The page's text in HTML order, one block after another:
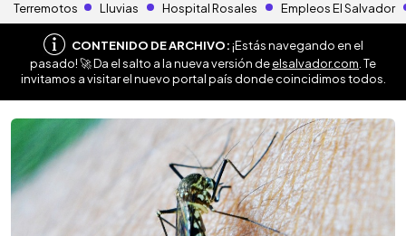
Terremotos Lluvias Hospital Rosales Empleos El Salvador
CONTENIDO DE ARCHIVO:¡Estás navegando en el
pasado! 🚀 Da el salto a la nueva versión deelsalvador.com . Te
invitamos a visitar el nuevo portal país donde coincidimos todos.